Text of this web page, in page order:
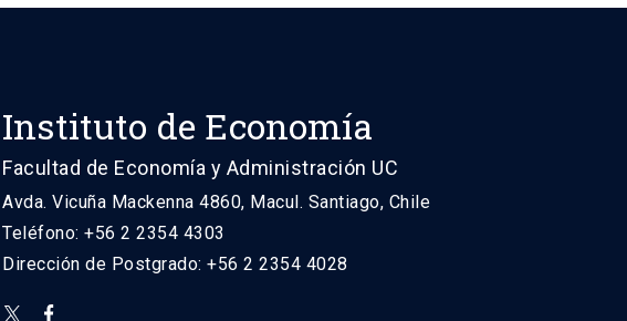
Instituto de Economía
Facultad de Economía y Administración UC
Avda. Vicuña Mackenna 4860, Macul. Santiago, Chile
Teléfono: +56 2 2354 4303
Dirección de Postgrado: +56 2 2354 4028